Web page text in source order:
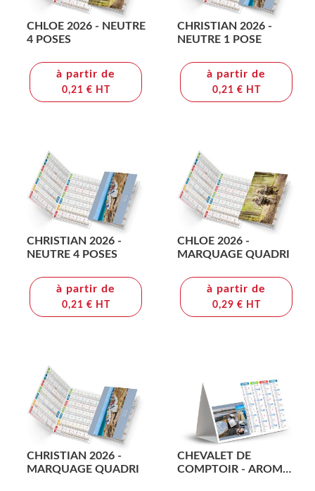
CHLOE 2026 - NEUTRE
4 POSES
à partir de
0,21 € HT
CHRISTIAN 2026 -
NEUTRE 1 POSE
à partir de
0,21 € HT
CHRISTIAN 2026 -
NEUTRE 4 POSES
à partir de
0,21 € HT
CHLOE 2026 -
MARQUAGE QUADRI
à partir de
0,29 € HT
CHRISTIAN 2026 -
MARQUAGE QUADRI
CHEVALET DE
COMPTOIR - AROMES